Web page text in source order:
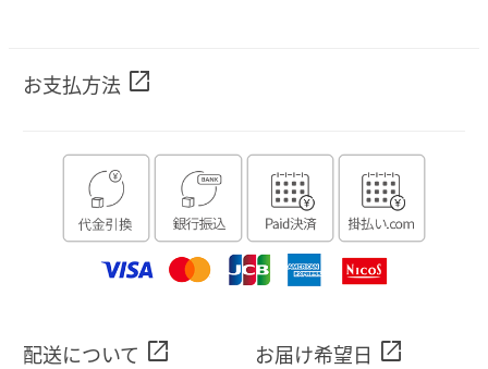
お支払方法 open_in_new
配送について open_in_new お届け希望日 open_in_new